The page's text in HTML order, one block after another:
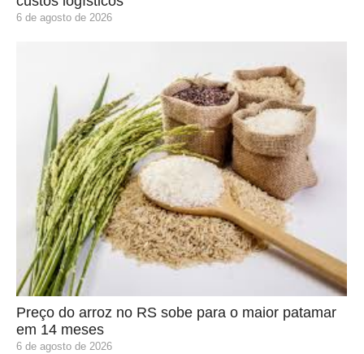
6 de agosto de 2026
Preço do arroz no RS sobe para o maior patamar
em 14 meses
6 de agosto de 2026